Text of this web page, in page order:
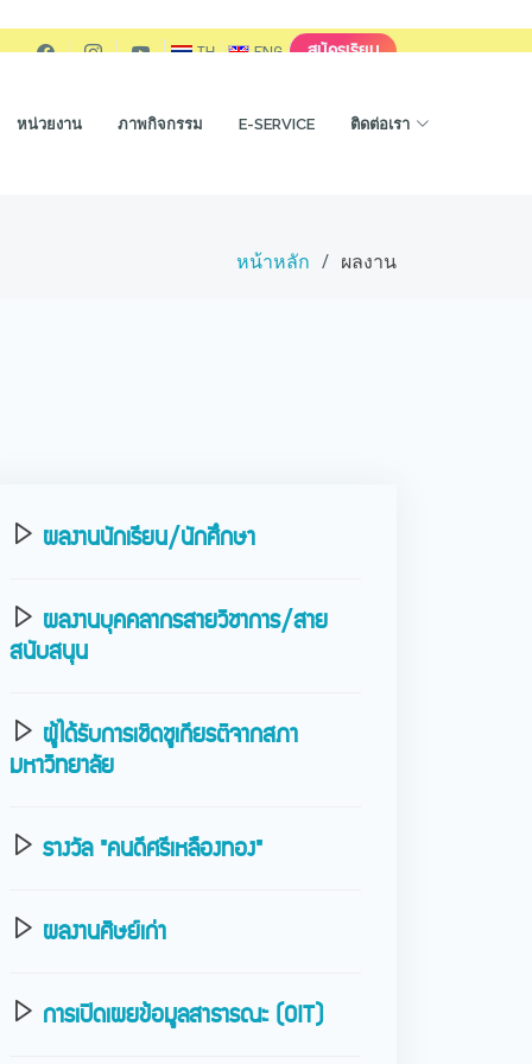
TH ENG สมัครเรียน
หน่วยงาน ภาพกิจกรรม E-SERVICE ติดต่อเรา
หน้าหลัก ผลงาน
ผลงานนักเรียน/นักศึกษา
ผลงานบุคคลากรสายวิชาการ/สาย
สนับสนุน
ผู้ได้รับการเชิดชูเกียรติจากสภา
มหาวิทยาลัย
รางวัล "คนดีศรีเหลืองทอง"
ผลงานศิษย์เก่า
การเปิดเผยข้อมูลสาธารณะ (OIT)